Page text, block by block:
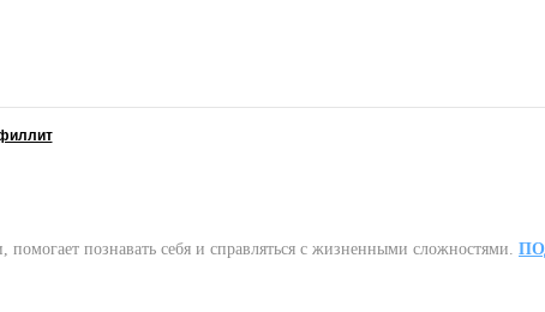
познавать себя и справляться с жизненными сложностями.